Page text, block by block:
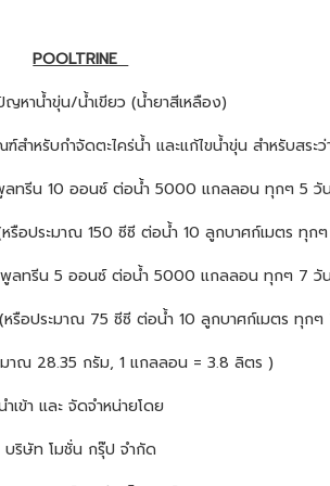
POOLTRINE
หาน้ำขุ่น/น้ำเขียว (น้ำยาสีเหลือง)
กำจัดตะไคร่น้ำ และแก้ไขน้ำขุ่น สำหรับสระว่
ทรีน 10 ออนซ์ ต่อน้ำ 5000 แกลลอน ทุกๆ 5 วัน
ต่อน้ำ 10 ลูกบาศก์เมตร ทุกๆ
ลทรีน 5 ออนซ์ ต่อน้ำ 5000 แกลลอน ทุกๆ 7 วัน
ต่อน้ำ 10 ลูกบาศก์เมตร ทุกๆ 7
าณ 28.35 กรัม, 1 แกลลอน = 3.8 ลิตร )
ำเข้า และ จัดจำหน่ายโดย
บริษัท โมชั่น กรุ๊ป จำกัด